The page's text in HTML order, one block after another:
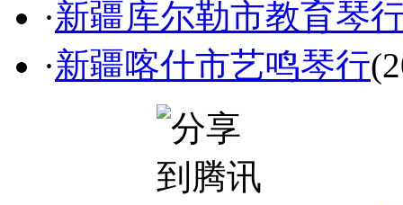
·新疆库尔勒市教育琴
·新疆喀什市艺鸣琴行